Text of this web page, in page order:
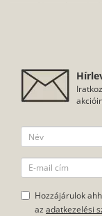
fel tudod
tokot,
Hozzájárulok
az adatkezelési